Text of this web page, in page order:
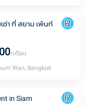
า ที่ สยาม เพ้นท์
/เดือน
Wan, Bangkok
in Siam